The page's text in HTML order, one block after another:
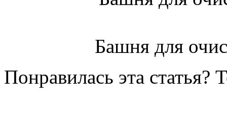
Башня для
Понравилась эта статья?